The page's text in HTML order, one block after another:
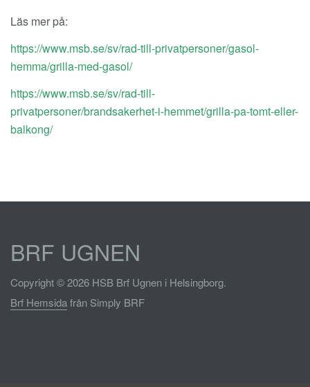
Läs mer på:
https://www.msb.se/sv/rad-till-privatpersoner/gasol-
hemma/grilla-med-gasol/
https://www.msb.se/sv/rad-till-
privatpersoner/brandsakerhet-i-hemmet/grilla-pa-tomt-eller-
balkong/
BRF UGNEN
Copyright © 2026 HSB Brf Ugnen i Helsingborg.
Brf Hemsidafrån Simply BRF